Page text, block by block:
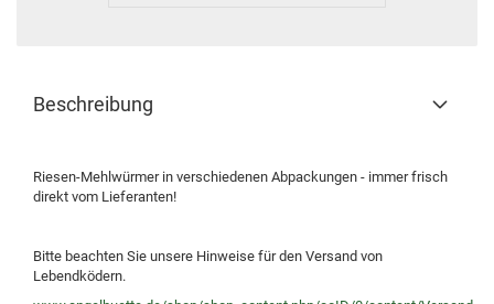
Beschreibung
Riesen-Mehlwürmer in verschiedenen Abpackungen - immer frisch
direkt vom Lieferanten!
Bitte beachten Sie unsere Hinweise für den Versand von
Lebendködern.